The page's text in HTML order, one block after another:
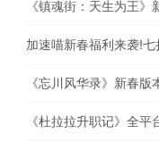
加速喵新春福利来袭!
《杜拉拉升职记》全